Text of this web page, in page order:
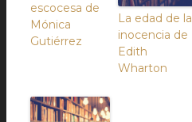
escocesa de
Mónica
Gutiérrez
La edad de la
inocencia de
Edith
Wharton